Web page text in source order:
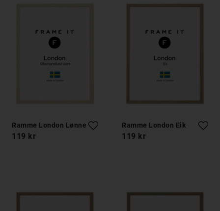
Ramme London Lønnetre
119 kr
Ramme London Eik
119 kr